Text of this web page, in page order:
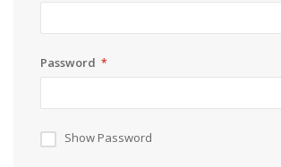
Password
Show Password